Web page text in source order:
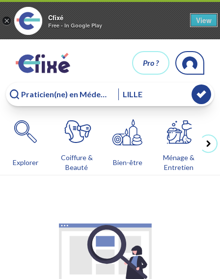
× Cfixé
Free - In Google Play
View
Pro ?
Explorer
Coiffure &
Beauté
Bien-être
Ménage &
Entretien